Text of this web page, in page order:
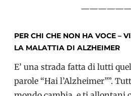
PER CHI CHE NON HA VOCE –
LA MALATTIA DI ALZHEIMER
E’ una strada fatta di lutti
parole “Hai l’Alzheimer””.